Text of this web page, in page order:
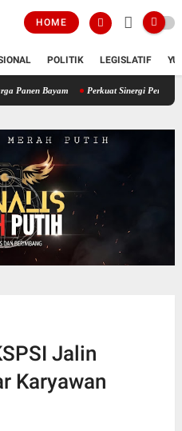
HOME
POLITIK LEGISLATIF
Babinsa Koramil 12/Tnp Turun Tangan
Jalin
Karyawan